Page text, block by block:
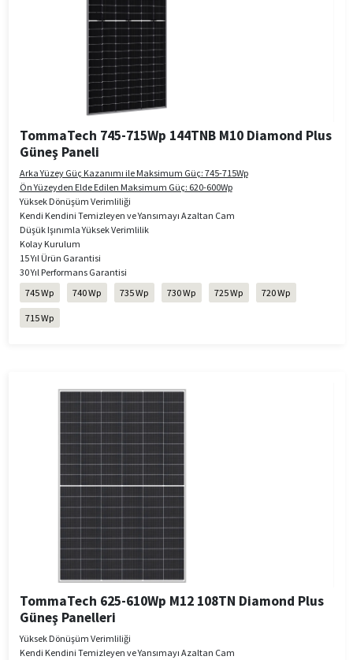
TommaTech 745-715Wp 144TNB M10 Diamond Plus
Güneş Paneli
Arka Yüzey Güç Kazanımı ile Maksimum Güç: 745-715Wp
Ön Yüzeyden Elde Edilen Maksimum Güç: 620-600Wp
Yüksek Dönüşüm Verimliliği
Kendi Kendini Temizleyen ve Yansımayı Azaltan Cam
Düşük Işınımla Yüksek Verimlilik
Kolay Kurulum
15 Yıl Ürün Garantisi
30 Yıl Performans Garantisi
745 Wp
740 Wp 735 Wp 730 Wp 725 Wp 720 Wp
715 Wp
TommaTech 625-610Wp M12 108TN Diamond Plus
Güneş Panelleri
Yüksek Dönüşüm Verimliliği
Kendi Kendini Temizleyen ve Yansımayı Azaltan Cam